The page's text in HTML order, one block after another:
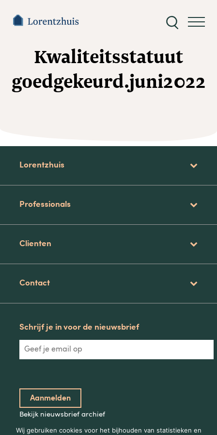
Zoeken
Kwaliteitsstatuut
goedgekeurd.juni2022
Lorentzhuis
Professionals
Clienten
Contact
Schrijf je in voor de nieuwsbrief
Bekijk nieuwsbrief archief
Wij gebruiken cookies voor het bijhouden van statistieken en